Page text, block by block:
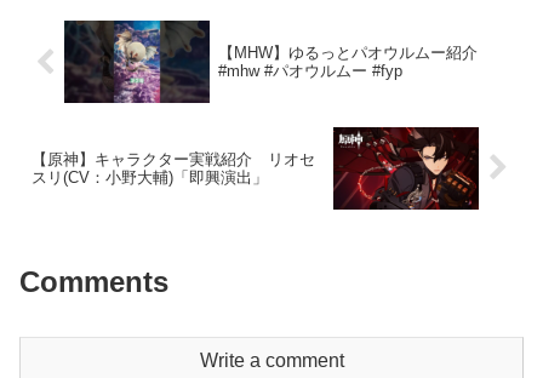
【MHW】ゆるっとパオウルムー紹介
#mhw #パオウルムー #fyp
【原神】キャラクター実戦紹介 リオセ
スリ(CV：小野大輔)「即興演出」
Comments
Write a comment